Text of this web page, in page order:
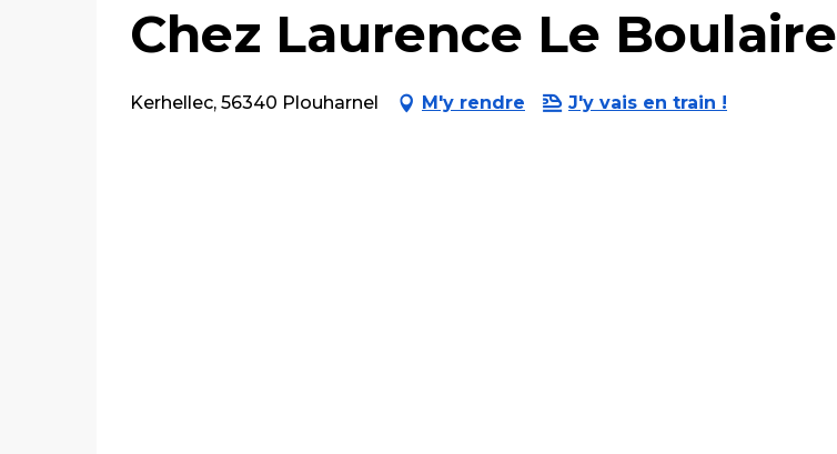
Chez Laurence Le Boulaire
Kerhellec, 56340 Plouharnel M'y rendre J'y vais en train !